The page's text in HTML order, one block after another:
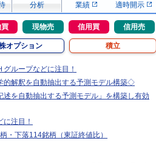
分析 業績 適時開示
現物売 信用買 信用売
オプション 積立
ループなどに注目！
的解釈を自動抽出する予測モデル構築◇
を自動抽出する予測モデル」を構築し有効
注目！
下落114銘柄（東証終値比）